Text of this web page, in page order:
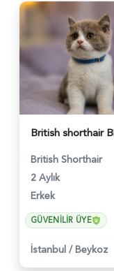
British Shorthair
2 Aylık
Erkek
GÜVENILIR ÜYE
İstanbul / Beykoz